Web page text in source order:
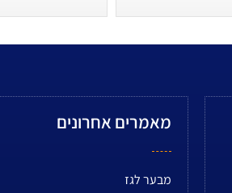
מאמרים אחרונים
מבער לגז